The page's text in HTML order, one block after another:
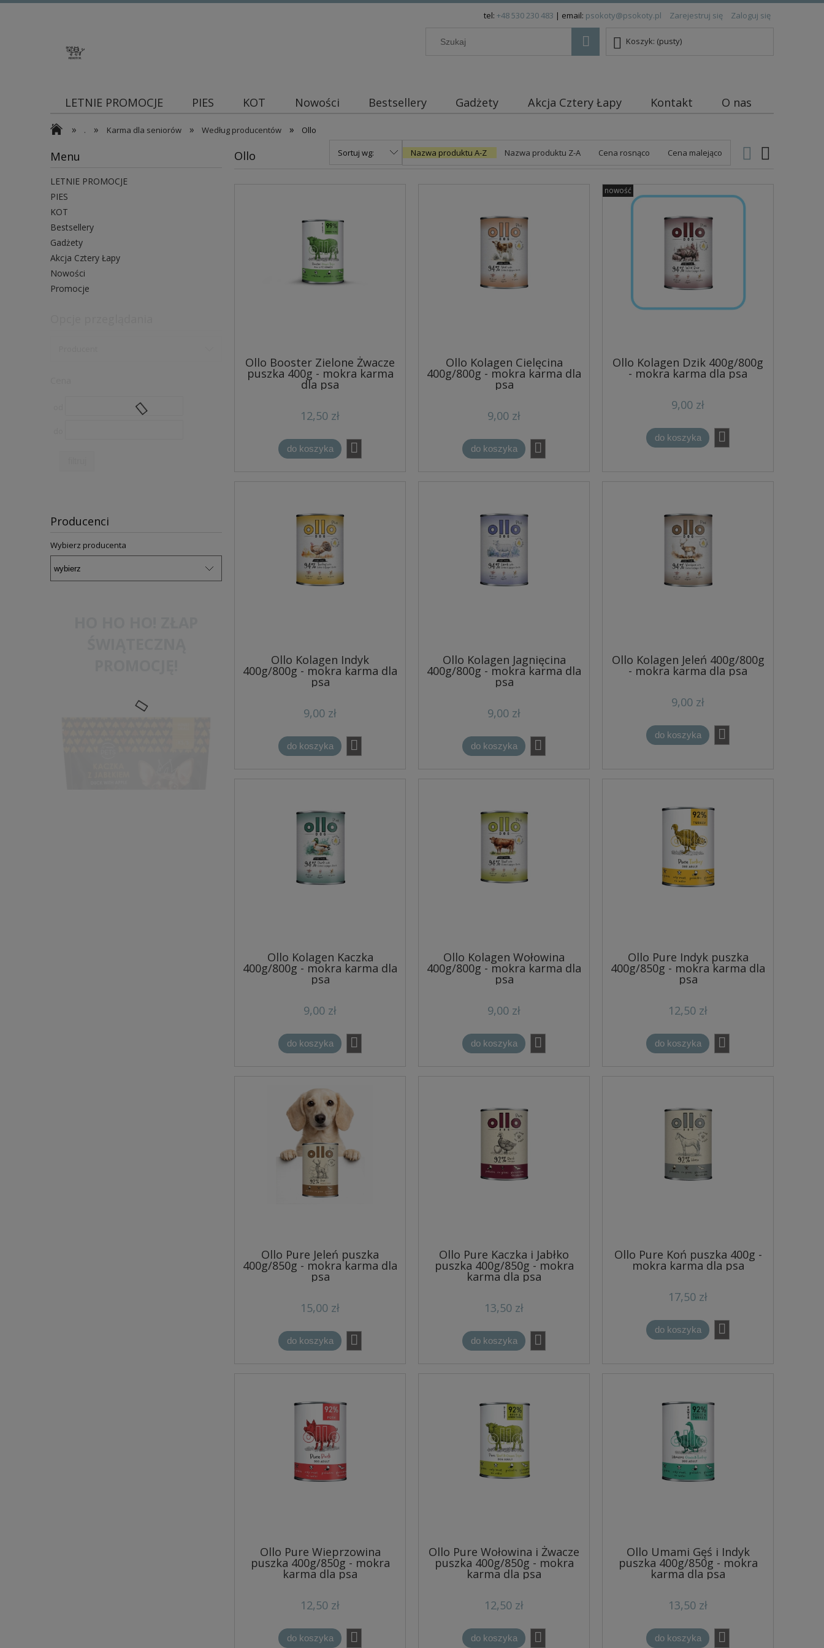
tel: +48 530 230 483 | email: psokoty@psokoty.pl Zarejestruj się Zaloguj się
Koszyk: (pusty)
LETNIE PROMOCJE PIES KOT Nowości Bestsellery Gadżety Akcja Cztery Łapy Kontakt
O nas
Blog
» . » Karma dla seniorów » Według producentów » Ollo
Menu
LETNIE PROMOCJE
PIES
KOT
Bestsellery
Gadżety
Akcja Cztery Łapy
Nowości
Promocje
Producenci
Wybierz producenta
Ollo Sortuj wg: Nazwa produktu A-Z Nazwa produktu Z-A Cena rosnąco Cena malejąco
Ollo Booster Zielone Żwacze
puszka 400g - mokra karma
dla psa
12,50 zł
do koszyka
Ollo Kolagen Cielęcina
400g/800g - mokra karma dla
psa
9,00 zł
do koszyka
Ollo Kolagen Dzik 400g/800g
- mokra karma dla psa
9,00 zł
do koszyka
nowość
Ollo Kolagen Indyk
400g/800g - mokra karma dla
psa
9,00 zł
do koszyka
Ollo Kolagen Jagnięcina
400g/800g - mokra karma dla
psa
9,00 zł
do koszyka
Ollo Kolagen Jeleń 400g/800g
- mokra karma dla psa
9,00 zł
do koszyka
Ollo Kolagen Kaczka
400g/800g - mokra karma dla
psa
9,00 zł
do koszyka
Ollo Kolagen Wołowina
400g/800g - mokra karma dla
psa
9,00 zł
do koszyka
Ollo Pure Indyk puszka
400g/850g - mokra karma dla
psa
12,50 zł
do koszyka
Ollo Pure Jeleń puszka
400g/850g - mokra karma dla
psa
15,00 zł
do koszyka
Ollo Pure Kaczka i Jabłko
puszka 400g/850g - mokra
karma dla psa
13,50 zł
do koszyka
Ollo Pure Koń puszka 400g -
mokra karma dla psa
17,50 zł
do koszyka
Ollo Pure Wieprzowina
puszka 400g/850g - mokra
karma dla psa
12,50 zł
do koszyka
Ollo Pure Wołowina i Żwacze
puszka 400g/850g - mokra
karma dla psa
12,50 zł
do koszyka
Ollo Umami Gęś i Indyk
puszka 400g/850g - mokra
karma dla psa
13,50 zł
do koszyka